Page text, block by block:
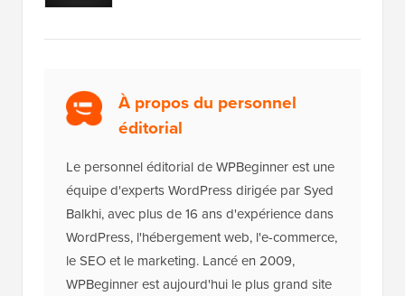
À propos du personnel
éditorial
Le personnel éditorial de WPBeginner est une
équipe d'experts WordPress dirigée par Syed
Balkhi, avec plus de 16 ans d'expérience dans
WordPress, l'hébergement web, l'e-commerce,
le SEO et le marketing. Lancé en 2009,
WPBeginner est aujourd'hui le plus grand site